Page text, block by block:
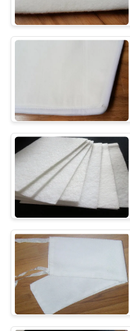
트
맵
가방 필
PTFE 여
직물 필